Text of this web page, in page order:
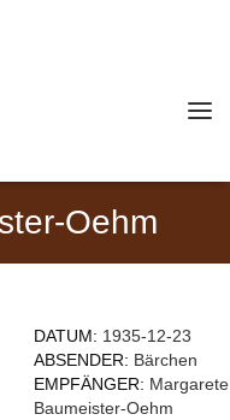
Oehm
DATUM: 1935-12-23
ABSENDER: Bärchen
EMPFÄNGER: Margarete
Baumeister-Oehm